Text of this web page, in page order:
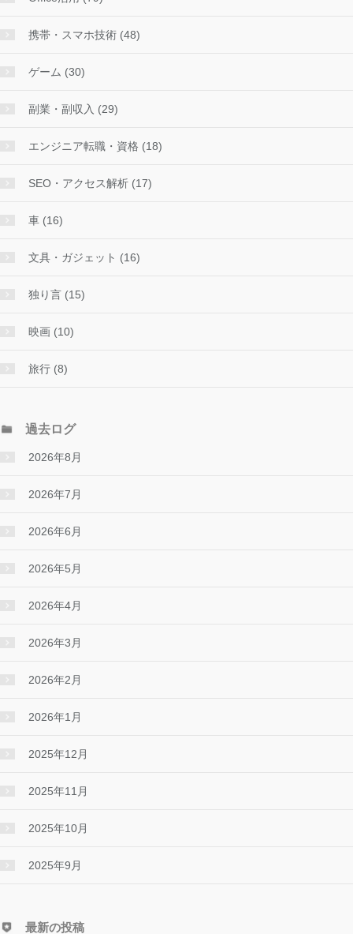
携帯・スマホ技術 (48)
ゲーム (30)
副業・副収入 (29)
エンジニア転職・資格 (18)
SEO・アクセス解析 (17)
車 (16)
文具・ガジェット (16)
独り言 (15)
映画 (10)
旅行 (8)
過去ログ
2026年8月
2026年7月
2026年6月
2026年5月
2026年4月
2026年3月
2026年2月
2026年1月
2025年12月
2025年11月
2025年10月
2025年9月
最新の投稿